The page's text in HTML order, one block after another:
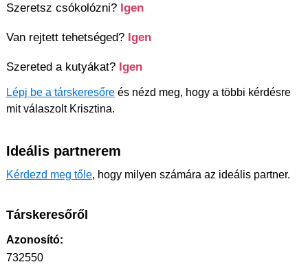
Szeretsz csókolózni? Igen
Van rejtett tehetséged? Igen
Szereted a kutyákat? Igen
Lépj be a társkeresőre és nézd meg, hogy a többi kérdésre
mit válaszolt Krisztina.
Ideális partnerem
Kérdezd meg tőle, hogy milyen számára az ideális partner.
Társkeresőről
Azonosító:
732550